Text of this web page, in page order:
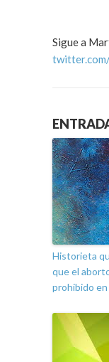
Sigue a
Historieta
que el
prohibido en